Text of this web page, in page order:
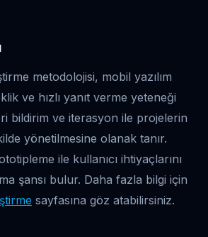
metodolojisi, mobil yazılım
ve hızlı yanıt verme yeteneği
bildirim ve iterasyon ile projelerin
yönetilmesine olanak tanır.
ile kullanıcı ihtiyaçlarını
şansı bulur. Daha fazla bilgi için
sayfasına göz atabilirsiniz.